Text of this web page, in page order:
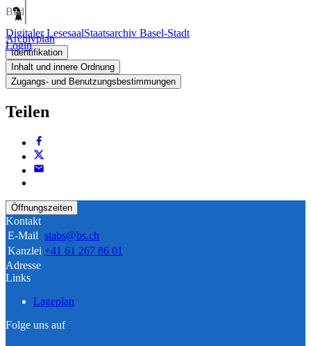
Digitaler LesesaalStaatsarchiv Basel-Stadt
Login
Bild
Archivplan
Identifikation
Inhalt und innere Ordnung
Zugangs- und Benutzungsbestimmungen
Teilen
Öffnungszeiten
Kontakt
E-Mail stabs@bs.ch
Kanzlei +41 61 267 86 01
Adresse
Links
Lageplan
Folge uns auf